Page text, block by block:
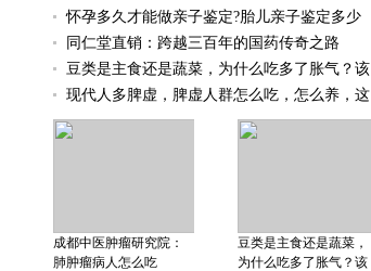
怀孕多久才能做亲子鉴定?胎儿亲子鉴定多少
同仁堂直销：跨越三百年的国药传奇之路
豆类是主食还是蔬菜，为什么吃多了胀气？该
现代人多脾虚，脾虚人群怎么吃，怎么养，这
豆类是主食还是蔬菜，
为什么吃多了胀气？该
成都中医肿瘤研究院：
肺肿瘤病人怎么吃